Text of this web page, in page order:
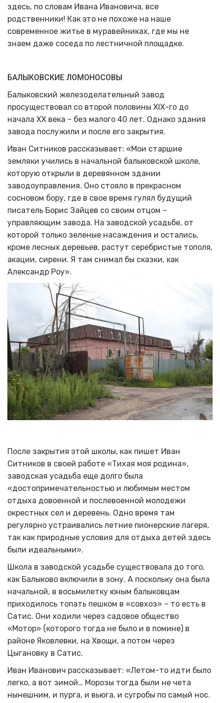
здесь, по словам Ивана Ивановича, все
родственники! Как это не похоже на наше
современное житье в муравейниках, где мы не
знаем даже соседа по лестничной площадке.
БАЛЫКОВСКИЕ ЛОМОНОСОВЫ
Балыковский железоделательный завод
просуществовал со второй половины XIX-го до
начала XX века – без малого 40 лет. Однако здания
завода послужили и после его закрытия.
Иван Ситников рассказывает: «Мои старшие
земляки учились в начальной балыковской школе,
которую открыли в деревянном здании
заводоуправления. Оно стояло в прекрасном
сосновом бору, где в свое время гулял будущий
писатель Борис Зайцев со своим отцом –
управляющим завода. На заводской усадьбе, от
которой только зеленые насаждения и остались,
кроме лесных деревьев, растут серебристые тополя,
акации, сирени. Я там снимал бы сказки, как
Александр Роу».
После закрытия этой школы, как пишет Иван
Ситников в своей работе «Тихая моя родина»,
заводская усадьба еще долго была
«достопримечательностью и любимым местом
отдыха довоенной и послевоенной молодежи
окрестных сел и деревень. Одно время там
регулярно устраивались летние пионерские лагеря,
так как природные условия для отдыха детей здесь
были идеальными».
Школа в заводской усадьбе существовала до того,
как Балыково включили в зону. А поскольку она была
начальной, в восьмилетку юным балыковцам
приходилось топать пешком в «совхоз» – то есть в
Сатис. Они ходили через садовое общество
«Мотор» (которого тогда не было и в помине) в
районе Яковлевки, на Хвощи, а потом через
Цыгановку в Сатис.
Иван Иванович рассказывает: «Летом-то идти было
легко, а вот зимой… Морозы тогда были не чета
нынешним, и пурга, и вьюга, и сугробы по самый нос.